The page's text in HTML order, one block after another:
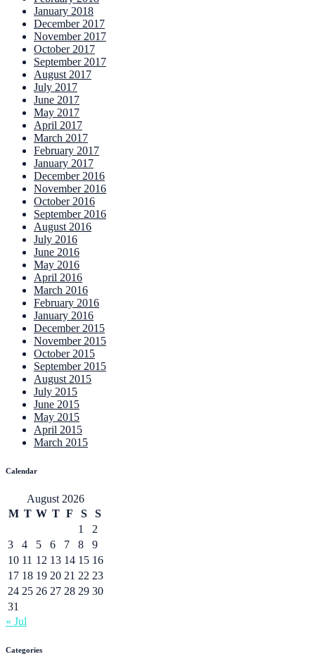
January 2018
December 2017
November 2017
October 2017
September 2017
August 2017
July 2017
June 2017
May 2017
April 2017
March 2017
February 2017
January 2017
December 2016
November 2016
October 2016
September 2016
August 2016
July 2016
June 2016
May 2016
April 2016
March 2016
February 2016
January 2016
December 2015
November 2015
October 2015
September 2015
August 2015
July 2015
June 2015
May 2015
April 2015
March 2015
Calendar
August 2026
M T W T F S
S
1
2
3
4 5 6 7 8
9
10 11 12 13 14 15 16
17 18 19 20 21 22 23
24 25 26 27 28 29 30
31
« Jul
Categories